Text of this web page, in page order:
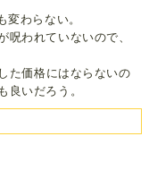
わらない。
呪われていないので、
た価格にはならないの
良いだろう。